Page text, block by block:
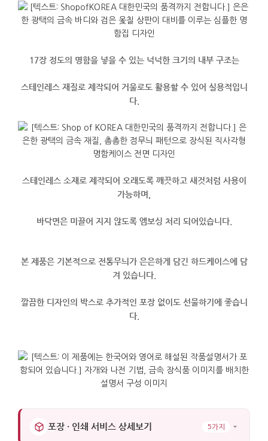
17장 정도의 명함을 넣을 수 있는 넉넉한 크기의 내부 구조는
스테인레스 재질로 제작되어 거울로도 활용할 수 있어 실용적입니
다.
스테인레스 소재로 제작되어 오래도록 깨끗하고 새것처럼 사용이
가능하며,
바닥면은 미끌어 지지 않도록 엠보싱 처리 되어있습니다.
본 제품은 기본적으로 전통무늬가 은은하게 담긴 하드케이스에 담
겨 있습니다.
깔끔한 디자인의 박스로 추가적인 포장 없이도 선물하기에 좋습니
다.
포장 · 인쇄 서비스 상세보기 5가지